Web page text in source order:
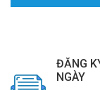
ĐĂNG
NGÀY